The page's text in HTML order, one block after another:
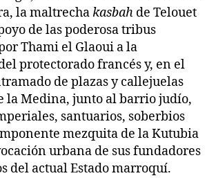
la maltrechakasbah de Telouet
de las poderosa tribus
Thami el Glaoui a la
protectorado francés y, en el
de plazas y callejuelas
la Medina, junto al barrio judío,
santuarios, soberbios
mezquita de la Kutubia
urbana de sus fundadores
del actual Estado marroquí.